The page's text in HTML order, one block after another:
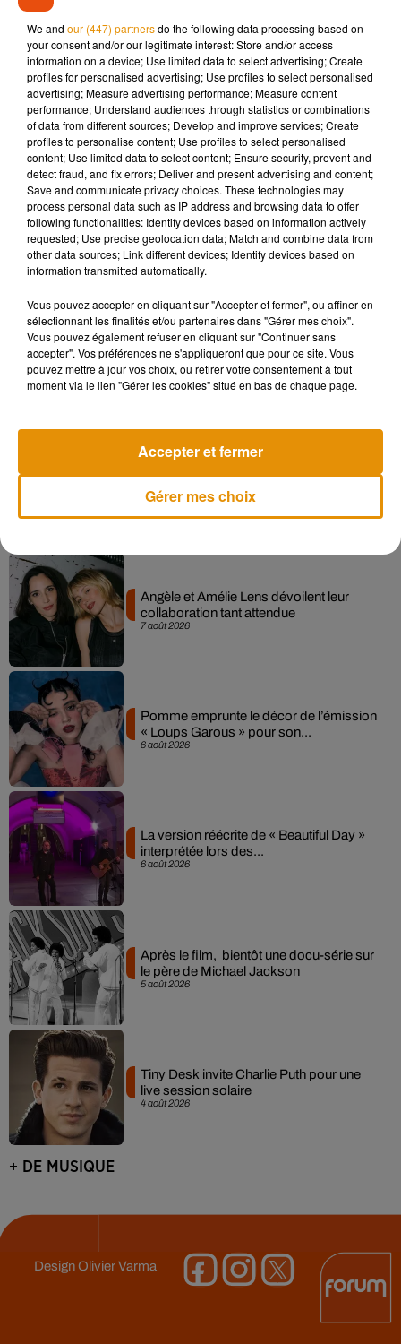
la loi, les auteurs risquent deux ans de prison et 30 000 euros
d’amende.
La Corrida en ligne de mire
" Acte barbare’’ est souvent associé à la corrida. La SPA
rappelle que "La corrida est exécutée en trois étapes
impliquant la pique, la banderille et la mise à mort, chaque
étape visant à affaiblir considérablement le taureau en vue
de provoquer une mort lente et douloureuse’’. La Société
Protectrice des Animaux a pour ambition de faire
comprendre à la justice qu’il faut être plus sensible aux
animaux. Lors d’un sondage réalisé en avril dernier, l’Alliance
anti-corrida avait recueilli 75% d’avis défavorables
d’habitants résidants dans les dix départements français où
les corridas sont autorisées.
Madonna sort enfin le remix de « Love
Sensation » avec Kylie Minogue
7 août 2026
Angèle et Amélie Lens dévoilent leur
collaboration tant attendue
6 août 2026
Pomme emprunte le décor de l’émission
« Loups Garous » pour son...
6 août 2026
La version réécrite de « Beautiful Day »
interprétée lors des...
5 août 2026
Après le film, bientôt une docu-série sur
le père de Michael Jackson
4 août 2026
Tiny Desk invite Charlie Puth pour une
live session solaire
+ DE MUSIQUE
DesignOlivier Varma
We and our (447) partnersdo the following data processing based on
your consent and/or our legitimate interest: Store and/or access
information on a device; Use limited data to select advertising; Create
profiles for personalised advertising; Use profiles to select personalised
advertising; Measure advertising performance; Measure content
performance; Understand audiences through statistics or combinations
of data from different sources; Develop and improve services; Create
profiles to personalise content; Use profiles to select personalised
content; Use limited data to select content; Ensure security, prevent and
detect fraud, and fix errors; Deliver and present advertising and content;
Save and communicate privacy choices. These technologies may
process personal data such as IP address and browsing data to offer
following functionalities: Identify devices based on information actively
requested; Use precise geolocation data; Match and combine data from
other data sources; Link different devices; Identify devices based on
information transmitted automatically.
Vous pouvez accepter en cliquant sur "Accepter et fermer", ou affiner en
sélectionnant les finalités et/ou partenaires dans "Gérer mes choix".
Vous pouvez également refuser en cliquant sur "Continuer sans
accepter". Vos préférences ne s'appliqueront que pour ce site. Vous
pouvez mettre à jour vos choix, ou retirer votre consentement à tout
moment via le lien "Gérer les cookies" situé en bas de chaque page.
Gérer mes choix
Accepter et fermer